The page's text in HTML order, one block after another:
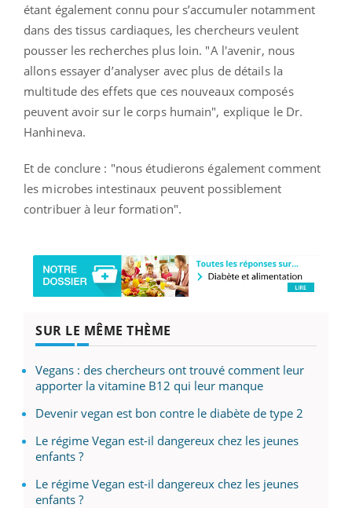
étant également connu pour s’accumuler notamment
dans des tissus cardiaques, les chercheurs veulent
pousser les recherches plus loin. "A l'avenir, nous
allons essayer d’analyser avec plus de détails la
multitude des effets que ces nouveaux composés
peuvent avoir sur le corps humain", explique le Dr.
Hanhineva.
Et de conclure : "nous étudierons également comment
les microbes intestinaux peuvent possiblement
contribuer à leur formation".
SUR LE MÊME THÈME
Vegans : des chercheurs ont trouvé comment leur
apporter la vitamine B12 qui leur manque
Devenir vegan est bon contre le diabète de type 2
Le régime Vegan est-il dangereux chez les jeunes
enfants ?
Le régime Vegan est-il dangereux chez les jeunes
enfants ?